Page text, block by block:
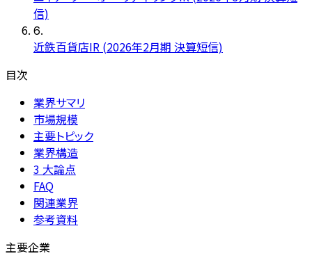
信)
6.
近鉄百貨店IR (2026年2月期 決算短信)
目次
業界サマリ
市場規模
主要トピック
業界構造
3 大論点
FAQ
関連業界
参考資料
主要企業